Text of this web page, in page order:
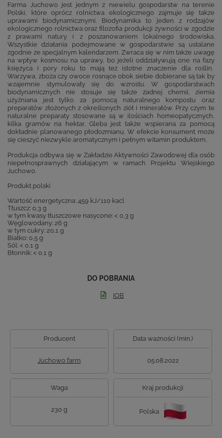
Farma Juchowo jest jednym z niewielu gospodarstw na terenie
Polski, które oprócz rolnictwa ekologicznego zajmuje się także
uprawami biodynamicznymi. Biodynamika to jeden z rodzajów
ekologicznego rolnictwa oraz filozofia produkcji żywności w zgodzie
z prawami natury i z poszanowaniem lokalnego środowiska.
Wszystkie działania podejmowane w gospodarstwie są ustalane
zgodnie ze specjalnym kalendarzem. Zwraca się w nim także uwagę
na wpływ kosmosu na uprawy, bo jeżeli oddziaływują one na fazy
księżyca i pory roku to mają też istotne znaczenie dla roślin.
Warzywa, zboża czy owoce rosnące obok siebie dobierane są tak by
wzajemnie stymulowały się do wzrostu. W gospodarstwach
biodynamicznych nie stosuje się także żadnej chemii, ziemia
użyźniana jest tylko za pomocą naturalnego kompostu oraz
preparatów złożonych z określonych ziół i minerałów. Przy czym te
naturalne preparaty stosowane są w ilościach homeopatycznych,
kilka gramów na hektar. Gleba jest także wspierana za pomocą
dokładnie planowanego płodozmianu. W efekcie konsument może
się cieszyć niezwykle aromatycznym i pełnym witamin produktem.
Produkcja odbywa się w Zakładzie Aktywności Zawodowej dla osób
niepełnosprawnych działającym w ramach Projektu Wiejskiego
Juchowo.
Produkt polski
Wartość energetyczna: 459 kJ/110 kacl
Tłuszcz: 0,3 g
w tym kwasy tłuszczowe nasycone: < 0,3 g
Węglowodany: 26 g
w tym cukry: 20,1 g
Białko: 0,5 g
Sól: < 0,1 g
Błonnik: < 0,1 g
DO POBRANIA
IOB
Producent
Juchowo farm
Data ważności (min.)
05.08.2022
Waga
230 g
Kraj produkcji
Polska